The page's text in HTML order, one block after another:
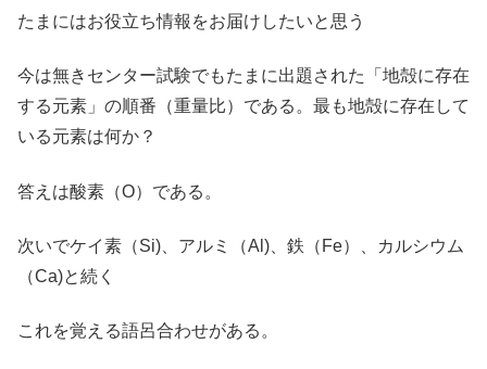
たまにはお役立ち情報をお届けしたいと思う
今は無きセンター試験でもたまに出題された「地殻に存在
する元素」の順番（重量比）である。最も地殻に存在して
いる元素は何か？
答えは酸素（O）である。
次いでケイ素（Si)、アルミ（Al)、鉄（Fe）、カルシウム
（Ca)と続く
これを覚える語呂合わせがある。